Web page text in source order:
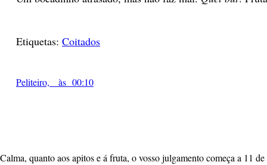
Etiquetas: Coitados
Peliteiro, às 00:10
Calma, quanto aos apitos e á fruta, o vosso julgamento começa a 11